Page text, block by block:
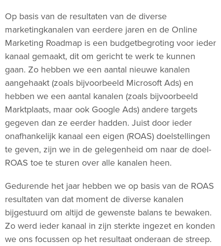
Op basis van de resultaten van de diverse
marketingkanalen van eerdere jaren en de Online
Marketing Roadmap is een budgetbegroting voor ieder
kanaal gemaakt, dit om gericht te werk te kunnen
gaan. Zo hebben we een aantal nieuwe kanalen
aangehaakt (zoals bijvoorbeeld Microsoft Ads) en
hebben we een aantal kanalen (zoals bijvoorbeeld
Marktplaats, maar ook Google Ads) andere targets
gegeven dan ze eerder hadden. Juist door ieder
onafhankelijk kanaal een eigen (ROAS) doelstellingen
te geven, zijn we in de gelegenheid om naar de doel-
ROAS toe te sturen over alle kanalen heen.
Gedurende het jaar hebben we op basis van de ROAS
resultaten van dat moment de diverse kanalen
bijgestuurd om altijd de gewenste balans te bewaken.
Zo werd ieder kanaal in zijn sterkte ingezet en konden
we ons focussen op het resultaat onderaan de streep.